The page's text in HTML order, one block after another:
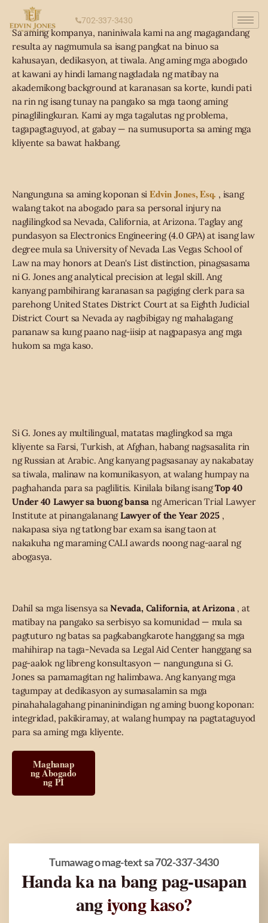
702-337-3430
Sa aming kompanya, naniniwala kami na ang magagandang
resulta ay nagmumula sa isang pangkat na binuo sa
kahusayan, dedikasyon, at tiwala. Ang aming mga abogado
at kawani ay hindi lamang nagdadala ng matibay na
akademikong background at karanasan sa korte, kundi pati
na rin ng isang tunay na pangako sa mga taong aming
pinaglilingkuran. Kami ay mga tagalutas ng problema,
tagapagtaguyod, at gabay — na sumusuporta sa aming mga
kliyente sa bawat hakbang.
Nangunguna sa aming koponan siEdvin Jones, Esq. , isang
walang takot na abogado para sa personal injury na
naglilingkod sa Nevada, California, at Arizona. Taglay ang
pundasyon sa Electronics Engineering (4.0 GPA) at isang law
degree mula sa University of Nevada Las Vegas School of
Law na may honors at Dean's List distinction, pinagsasama
ni G. Jones ang analytical precision at legal skill. Ang
kanyang pambihirang karanasan sa pagiging clerk para sa
parehong United States District Court at sa Eighth Judicial
District Court sa Nevada ay nagbibigay ng mahalagang
pananaw sa kung paano nag-iisip at nagpapasya ang mga
hukom sa mga kaso.
Si G. Jones ay multilingual, matatas maglingkod sa mga
kliyente sa Farsi, Turkish, at Afghan, habang nagsasalita rin
ng Russian at Arabic. Ang kanyang pagsasanay ay nakabatay
sa tiwala, malinaw na komunikasyon, at walang humpay na
paghahanda para sa paglilitis. Kinilala bilang isangTop 40
Under 40 Lawyer sa buong bansa ng American Trial Lawyer
Institute at pinangalanangLawyer of the Year 2025,
nakapasa siya ng tatlong bar exam sa isang taon at
nakakuha ng maraming CALI awards noong nag-aaral ng
abogasya.
Dahil sa mga lisensya saNevada, California, at Arizona, at
matibay na pangako sa serbisyo sa komunidad — mula sa
pagtuturo ng batas sa pagkabangkarote hanggang sa mga
mahihirap na taga-Nevada sa Legal Aid Center hanggang sa
pag-aalok ng libreng konsultasyon — nangunguna si G.
Jones sa pamamagitan ng halimbawa. Ang kanyang mga
tagumpay at dedikasyon ay sumasalamin sa mga
pinahahalagahang pinaninindigan ng aming buong koponan:
integridad, pakikiramay, at walang humpay na pagtataguyod
para sa aming mga kliyente.
Maghanap
ng Abogado
ng PI
Tumawag o mag-text sa 702-337-3430
Handa ka na bang pag-usapan
angiyong kaso?